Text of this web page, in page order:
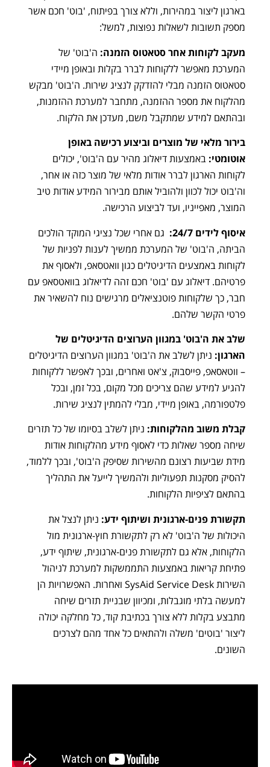
בארגון ליצור במהירות, וללא צורך בפיתוח, 'בוט' חכם אשר
מספק תשובות לשאלות נפוצות, למשל:
מעקב לקוחות אחר סטאטוס הזמנה: ה'בוט' של
המערכת מאפשר ללקוחות לברר בקלות ובאופן מיידי
סטאטוס הזמנה מבלי להזדקק לנציג שירות. ה'בוט' מבקש
מהלקוח את מספר ההזמנה, מתחבר למערכת ההזמנות,
ובהתאם למידע שמתקבל משם, מעדכן את הלקוח.
בירור מלאי של מוצרים וביצוע רכישה באופן
אוטומטי:באמצעות דיאלוג מהיר עם ה'בוט', יכולים
לקוחות הארגון לברר אודות מלאי של מוצר כזה או אחר,
וה'בוט יכול לכוון ולהוביל אותם מבירור המידע אודות טיב
המוצר, מאפייניו, ועד לביצוע הרכישה.
איסוף לידים 24/7:
גם אחרי שכל נציגי המוקד הולכים
הביתה, ה'בוט' של המערכת ממשיך לענות לפניות של
לקוחות באמצעים הדיגיטלים כגון וואטסאפ, ולאסוף את
פרטיהם. דיאלוג עם 'בוט' חכם זהה לדיאלוג בוואטסאפ עם
חבר, כך שלקוחות פוטנציאלים מרגישים נוח להשאיר את
פרטי הקשר שלהם.
שלב את ה'בוט' במגוון הערוצים הדיגיטלים של
הארגון: ניתן לשלב את ה'בוט' במגוון הערוצים הדיגיטלים
– ווטאסאפ, פייסבוק, צ'אט ואחרים, ובכך לאפשר ללקוחות
להגיע למידע שהם צריכים מכל מקום, בכל זמן, ובכל
פלטפורמה, באופן מיידי, מבלי להמתין לנציג שירות.
קבלת משוב מהלקוחות: ניתן לשלב בסיומו של כל תזרים
שיחה מספר שאלות כדי לאסוף מידע מהלקוחות אודות
מידת שביעות רצונם מהשירות שסיפק ה'בוט', ובכך ללמוד,
להסיק מסקנות תפעוליות ולהמשיך לייעל את התהליך
בהתאם לציפיות הלקוחות.
תקשורת פנים-ארגונית ושיתוף ידע: ניתן לנצל את
היכולות של ה'בוט' לא רק לתקשורת חוץ-ארגונית מול
הלקוחות, אלא גם לתקשורת פנים-ארגונית, שיתוף ידע,
פתיחת קריאות באמצעות התממשקות למערכת לניהול
השירות SysAid Service Desk ואחרות. האפשרויות הן
למעשה בלתי מוגבלות, ומכיוון שבניית תזרים שיחה
מתבצע בקלות ללא צורך בכתיבת קוד, כל מחלקה יכולה
ליצור 'בוטים' משלה ולהתאים כל אחד מהם לצרכים
השונים.